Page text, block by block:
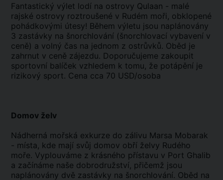
Fantastický výlet lodí na ostrovy Qulaan - malé
rajské ostrovy roztroušené v Rudém moři, obklopené
pohádkovými útesy! Během výletu jsou naplánovány
3 zastávky na šnorchlování (šnorchlovací vybavení v
ceně) a volný čas na jednom z ostrůvků. Oběd je
zahrnut v ceně zájezdu. Doporučujeme zakoupit
sportovní balíček vzhledem k tomu, že potápění je
rizikový sport. Cena cca 70 USD/osoba
Domov želv
Nádherná mořská exkurze do zálivu Marsa Mobarak
- místa, kde mají svůj domov obří želvy Rudého
moře. Vyplouváme z krásného přístavu v Port Ghalib
a začínáme naše dobrodružství, přičemž jsou
naplánovány dvě zastávky na šnorchlování. Oběd na